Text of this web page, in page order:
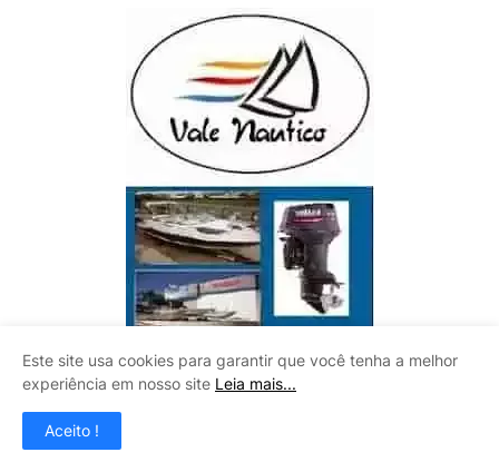
Este site usa cookies para garantir que você tenha a melhor
experiência em nosso site Leia mais...
Aceito !